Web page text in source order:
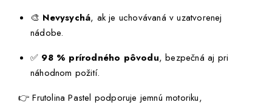
🎨 Nevysychá, ak je uchovávaná v uzatvorenej
nádobe.
✅ 98 % prírodného pôvodu, bezpečná aj pri
náhodnom požití.
👉 Frutolina Pastel podporuje jemnú motoriku,